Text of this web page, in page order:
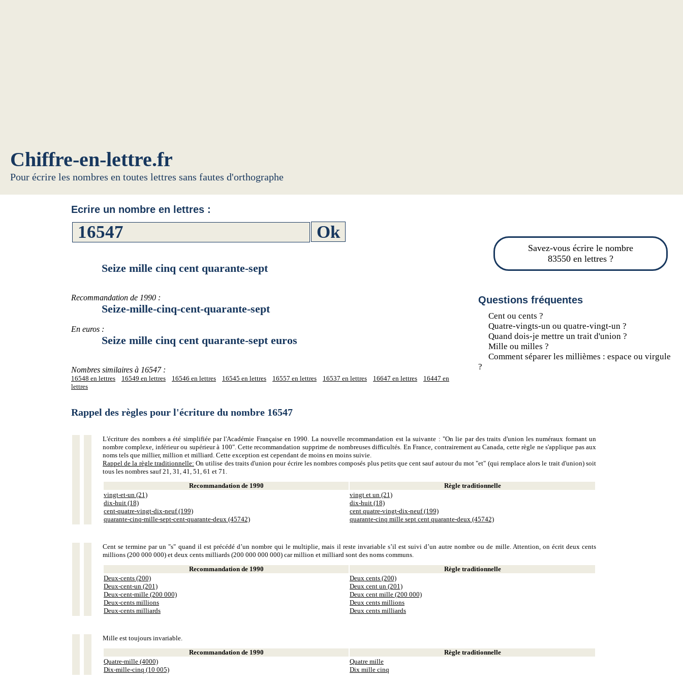
Chiffre-en-lettre.fr
Pour écrire les nombres en toutes lettres sans fautes d'orthographe
Savez-vous écrire le nombre
83550 en lettres ?
Questions fréquentes
Cent ou cents ?
Quatre-vingts-un ou quatre-vingt-un ?
Quand dois-je mettre un trait d'union ?
Mille ou milles ?
Comment séparer les millièmes : espace ou virgule
?
Ecrire un nombre en lettres :
Seize mille cinq cent quarante-sept
Recommandation de 1990 :
Seize-mille-cinq-cent-quarante-sept
En euros :
Seize mille cinq cent quarante-sept euros
Nombres similaires à 16547 :
16548 en lettres 16549 en lettres 16546 en lettres 16545 en lettres 16557 en lettres 16537 en lettres 16647 en lettres
16447 en
lettres
Rappel des règles pour l'écriture du nombre 16547
L'écriture des nombres a été simplifiée par l'Académie Française en 1990. La nouvelle recommandation est la suivante : "On lie par des traits d'union les numéraux formant un
nombre complexe, inférieur ou supérieur à 100". Cette recommandation supprime de nombreuses difficultés. En France, contrairement au Canada, cette règle ne s'applique pas aux
noms tels que millier, million et milliard. Cette exception est cependant de moins en moins suivie.
Rappel de la règle traditionnelle: On utilise des traits d'union pour écrire les nombres composés plus petits que cent sauf autour du mot "et" (qui remplace alors le trait d'union) soit
tous les nombres sauf 21, 31, 41, 51, 61 et 71.
Recommandation de 1990
Règle traditionnelle
vingt-et-un (21)
dix-huit (18)
cent-quatre-vingt-dix-neuf (199)
quarante-cinq-mille-sept-cent-quarante-deux (45742)
vingt et un (21)
dix-huit (18)
cent quatre-vingt-dix-neuf (199)
quarante-cinq mille sept cent quarante-deux (45742)
Cent se termine par un "s" quand il est précédé d’un nombre qui le multiplie, mais il reste invariable s’il est suivi d’un autre nombre ou de mille. Attention, on écrit deux cents
millions (200 000 000) et deux cents milliards (200 000 000 000) car million et milliard sont des noms communs.
Recommandation de 1990
Règle traditionnelle
Deux-cents (200)
Deux-cent-un (201)
Deux-cent-mille (200 000)
Deux-cents millions
Deux-cents milliards
Deux cents (200)
Deux cent un (201)
Deux cent mille (200 000)
Deux cents millions
Deux cents milliards
Mille est toujours invariable.
Recommandation de 1990
Règle traditionnelle
Quatre-mille (4000)
Dix-mille-cinq (10 005)
Quatre mille
Dix mille cinq